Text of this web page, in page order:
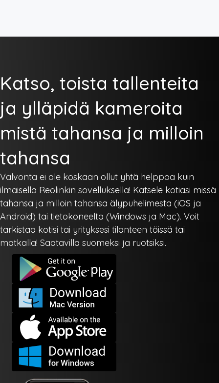
Katso, toista tallenteita
ja ylläpidä kameroita
mistä tahansa ja milloin
tahansa
Valvonta ei ole koskaan ollut yhtä helppoa kuin
ilmaisella Reolinkin sovelluksella! Katsele kotiasi missä
tahansa ja milloin tahansa älypuhelimesta (iOS ja
Android) tai tietokoneelta (Windows ja Mac). Voit
tarkistaa kotisi tai yrityksesi tilanteen töissä tai
matkalla! Saatavilla suomeksi ja ruotsiksi.